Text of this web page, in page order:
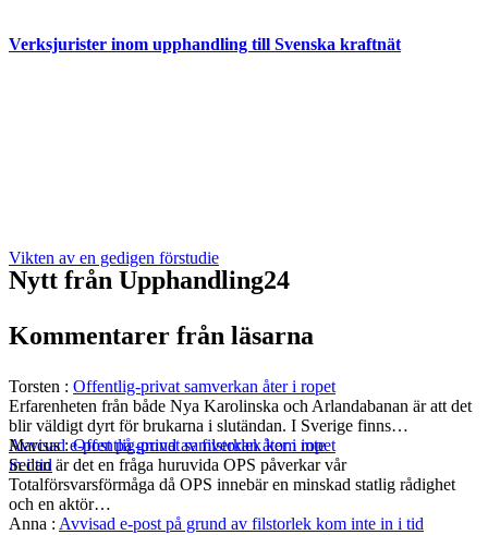
Verksjurister inom upphandling till Svenska kraftnät
Vikten av en gedigen förstudie
Avvisad e-post på grund av filstorlek kom inte
in i tid
Nytt från Upphandling24
Kommentarer från läsarna
Torsten : Offentlig-privat samverkan åter i ropet
Erfarenheten från både Nya Karolinska och Arlandabanan är att det
blir väldigt dyrt för brukarna i slutändan. I Sverige finns…
Marcus:Offentlig-privat samverkan åter i ropet
Sedan är det en fråga huruvida OPS påverkar vår
Totalförsvarsförmåga då OPS innebär en minskad statlig rådighet
och en aktör…
Anna : Avvisad e-post på grund av filstorlek kom inte in i tid